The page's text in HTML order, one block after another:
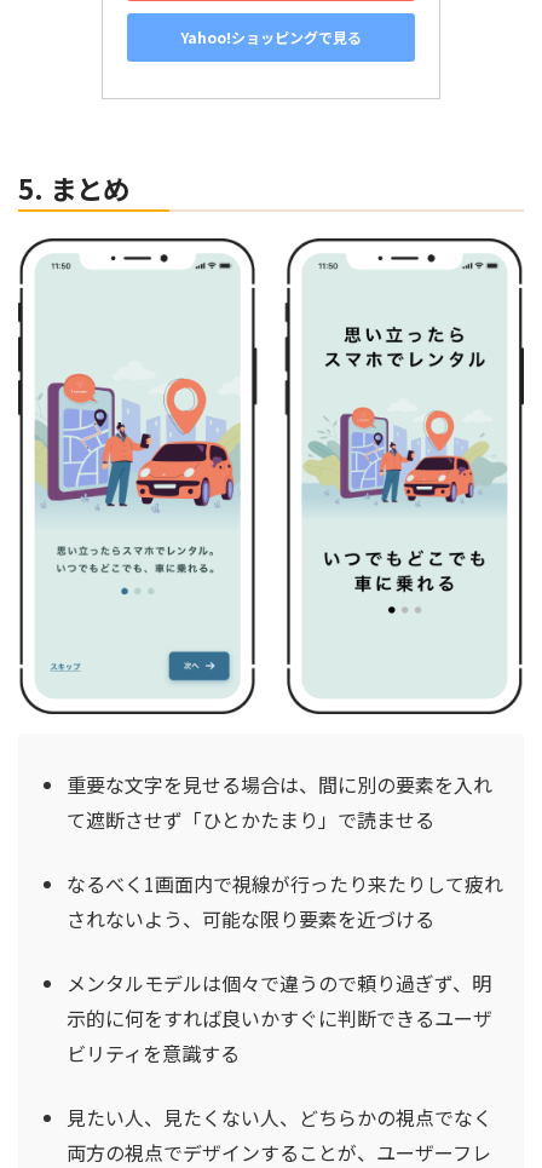
Yahoo!ショッピングで見る
5. まとめ
重要な文字を見せる場合は、間に別の要素を入れ
て遮断させず「ひとかたまり」で読ませる
なるべく1画面内で視線が行ったり来たりして疲れ
されないよう、可能な限り要素を近づける
メンタルモデルは個々で違うので頼り過ぎず、明
示的に何をすれば良いかすぐに判断できるユーザ
ビリティを意識する
見たい人、見たくない人、どちらかの視点でなく
両方の視点でデザインすることが、ユーザーフレ